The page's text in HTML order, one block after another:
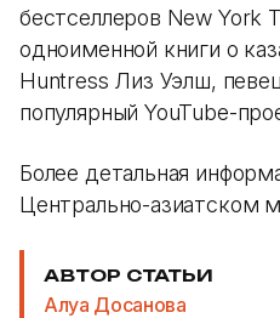
бестселлеров New York
одноименной книги о
Huntress Лиз Уэлш,
популярный YouTube-
Более детальная
Центрально-азиатском
АВТОР СТАТЬИ
Алуа Досанова